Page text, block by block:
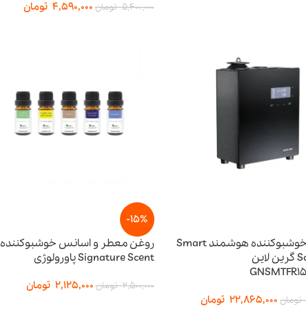
5,400,000 تومان4,590,000 تومان
دستگاه خوشبوکننده هوشمند Smart
Scent Pro گرین لاین
تومان 22,865,000 تومان
-15%
روغن معطر و اسانس خوشبوکننده
Signature Scent پاورولوژی
2,500,000 تومان2,125,000 تومان